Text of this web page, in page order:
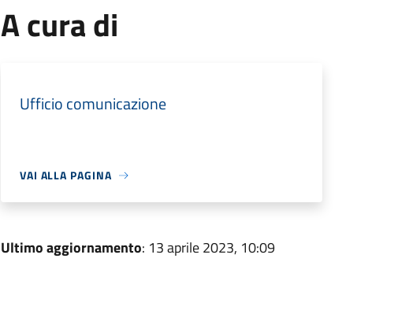
A cura di
Ufficio comunicazione
VAI ALLA PAGINA
Ultimo aggiornamento: 13 aprile 2023, 10:09